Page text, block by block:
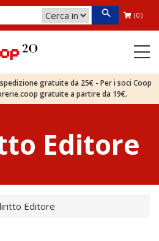
(0)
gratuite da 25€ - Per i soci Coop
gratuite a partire da 19€.
Editore
Editore